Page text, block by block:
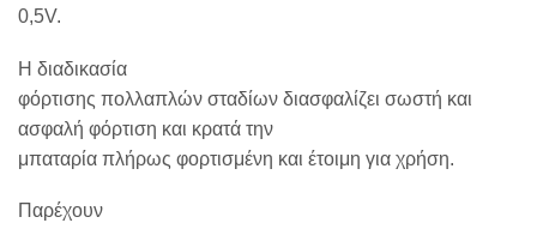
0,5V.
Η διαδικασία
φόρτισης πολλαπλών σταδίων διασφαλίζει σωστή και
ασφαλή φόρτιση και κρατά την
μπαταρία πλήρως φορτισμένη και έτοιμη για χρήση.
Παρέχουν